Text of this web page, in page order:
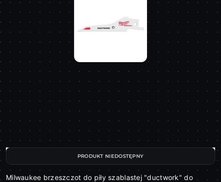
Milwaukee brzeszczot do piły szablastej "ductwork" do
PRODUKT NIEDOSTĘPNY